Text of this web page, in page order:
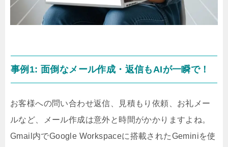
事例1: 面倒なメール作成・返信もAIが一瞬で！
お客様への問い合わせ返信、見積もり依頼、お礼メー
ルなど、メール作成は意外と時間がかかりますよね。
Gmail内でGoogle Workspaceに搭載されたGeminiを使